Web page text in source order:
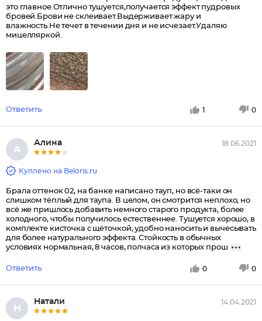
это главное.Отлично тушуется,получается эффект пудровых
бровей.Брови не склеивает.Выдерживает жару и
влажность.Не течет в течении дня и не исчезает.Удаляю
мицелляркой.
Ответить 1 0
А
Алина 18.06.2021
Куплено на Beloris.ru
Брала оттенок 02, на банке написано тауп, но всё-таки он
слишком тёплый для таупа. В целом, он смотрится неплохо, но
всё же пришлось добавить немного старого продукта, более
холодного, чтобы получилось естественнее. Тушуется хорошо, в
комплекте кисточка с щёточкой, удобно наносить и вычесывать
для более натурального эффекта. Стойкость в обычных
условиях нормальная, 8 часов, полчаса из которых прош
Ответить 0 0
Н
Натали 14.04.2021